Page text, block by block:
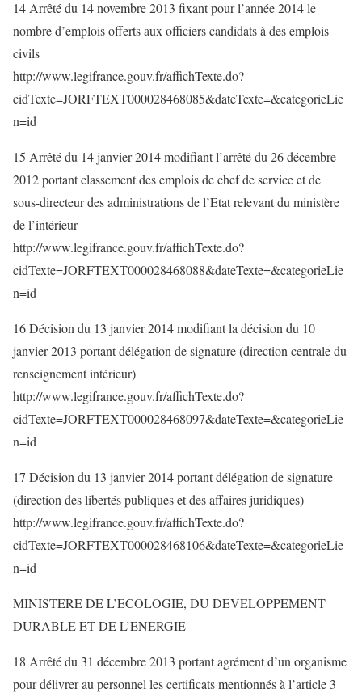
14 Arrêté du 14 novembre 2013 fixant pour l’année 2014 le
nombre d’emplois offerts aux officiers candidats à des emplois
civils
http://www.legifrance.gouv.fr/affichTexte.do?
cidTexte=JORFTEXT000028468085&dateTexte=&categorieLie
n=id
15 Arrêté du 14 janvier 2014 modifiant l’arrêté du 26 décembre
2012 portant classement des emplois de chef de service et de
sous-directeur des administrations de l’Etat relevant du ministère
de l’intérieur
http://www.legifrance.gouv.fr/affichTexte.do?
cidTexte=JORFTEXT000028468088&dateTexte=&categorieLie
n=id
16 Décision du 13 janvier 2014 modifiant la décision du 10
janvier 2013 portant délégation de signature (direction centrale du
renseignement intérieur)
http://www.legifrance.gouv.fr/affichTexte.do?
cidTexte=JORFTEXT000028468097&dateTexte=&categorieLie
n=id
17 Décision du 13 janvier 2014 portant délégation de signature
(direction des libertés publiques et des affaires juridiques)
http://www.legifrance.gouv.fr/affichTexte.do?
cidTexte=JORFTEXT000028468106&dateTexte=&categorieLie
n=id
MINISTERE DE L’ECOLOGIE, DU DEVELOPPEMENT
DURABLE ET DE L’ENERGIE
18 Arrêté du 31 décembre 2013 portant agrément d’un organisme
pour délivrer au personnel les certificats mentionnés à l’article 3